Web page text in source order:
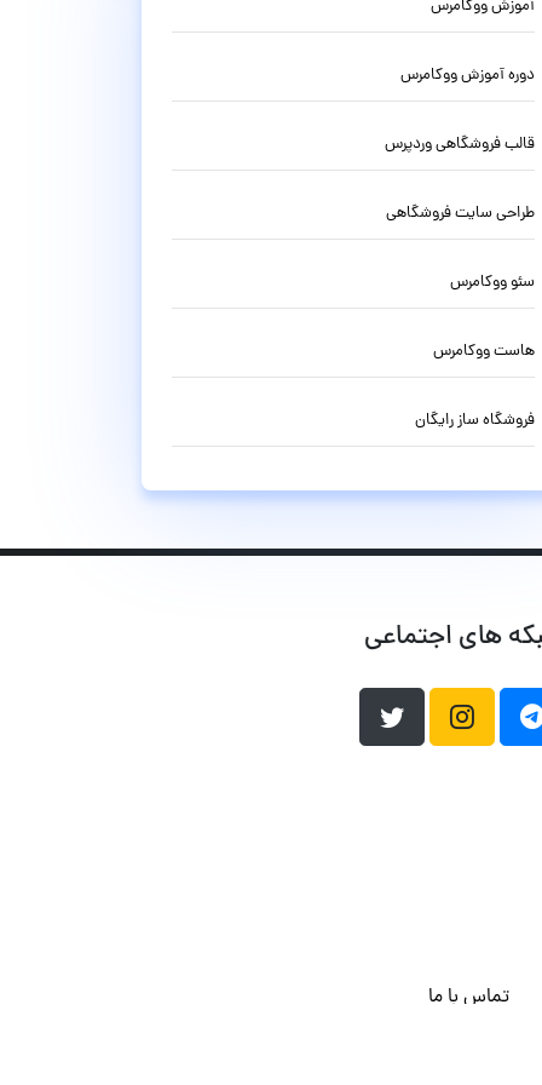
آموزش ووکامرس
دوره آموزش ووکامرس
قالب فروشگاهی وردپرس
طراحی سایت فروشگاهی
سئو ووکامرس
هاست ووکامرس
فروشگاه ساز رایگان
های اجتماعی
تماس با ما